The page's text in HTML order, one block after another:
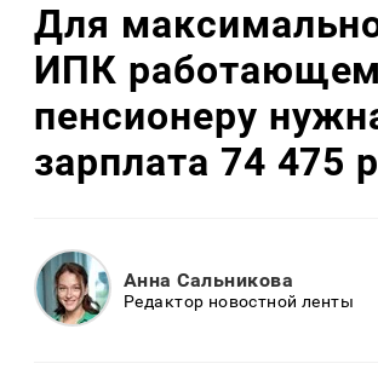
Для
ИПК
пенсионеру
зарплата 74 475
Анна Сальникова
Редактор новостной ленты